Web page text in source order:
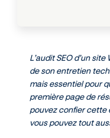
L’audit SEO d’un
de son entretien
mais essentiel pour
première page de
pouvez confier cette
vous pouvez tout